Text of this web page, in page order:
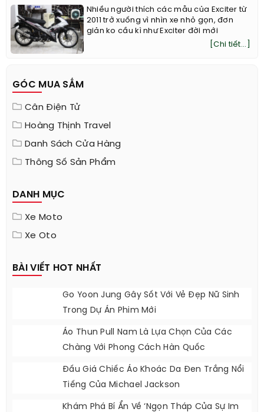
Nhiều người thích các mẫu của Exciter từ
2011 trở xuống vì nhìn xe nhỏ gọn, đơn
giản ko cầu kì như Exciter đời mới
[Chi tiết...]
GÓC MUA SẮM
Cân Điện Tử
Hoàng Thịnh Travel
Danh Sách Cửa Hàng
Thông Số Sản Phẩm
DANH MỤC
Xe Moto
Xe Oto
BÀI VIẾT HOT NHẤT
Go Yoon Jung Gây Sốt Với Vẻ Đẹp Nữ Sinh
Trong Dự Án Phim Mới
Áo Thun Pull Nam Là Lựa Chọn Của Các
Chàng Với Phong Cách Hàn Quốc
Đấu Giá Chiếc Áo Khoác Da Đen Trắng Nổi
Tiếng Của Michael Jackson
Khám Phá Bí Ẩn Về ‘ngọn Tháp Của Sự Im